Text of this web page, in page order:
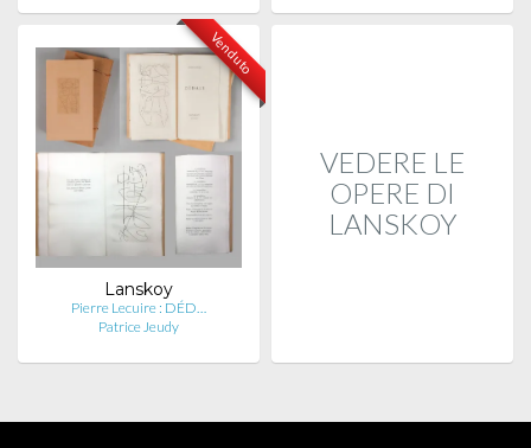
Venduto
Lanskoy
Pierre Lecuire : DÉD…
Patrice Jeudy
VEDERE LE
OPERE DI
LANSKOY